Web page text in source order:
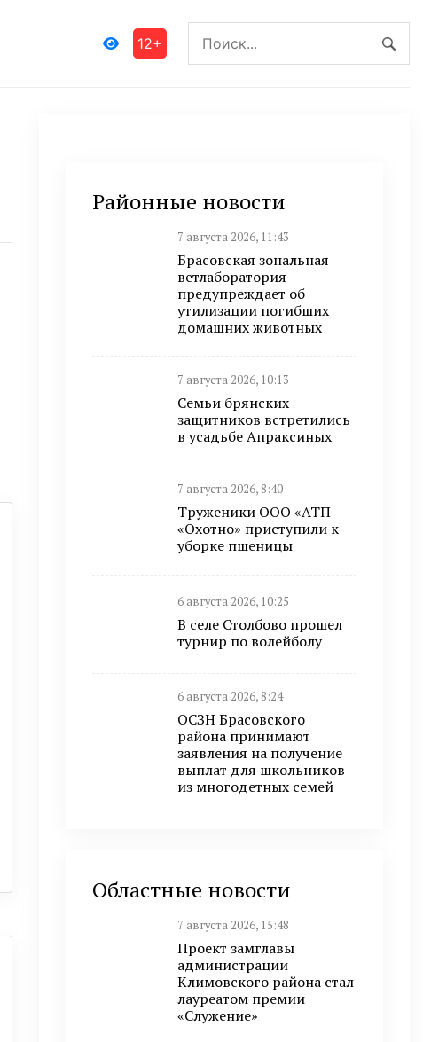
12+
Районные новости
7 августа 2026, 11:43
Брасовская зональная
ветлаборатория
предупреждает об
утилизации погибших
домашних животных
7 августа 2026, 10:13
Семьи брянских
защитников встретились
в усадьбе Апраксиных
7 августа 2026, 8:40
Труженики ООО «АТП
«Охотно» приступили к
уборке пшеницы
6 августа 2026, 10:25
В селе Столбово прошел
турнир по волейболу
6 августа 2026, 8:24
ОСЗН Брасовского
района принимают
заявления на получение
выплат для школьников
из многодетных семей
Областные новости
7 августа 2026, 15:48
Проект замглавы
администрации
Климовского района стал
лауреатом премии
«Служение»